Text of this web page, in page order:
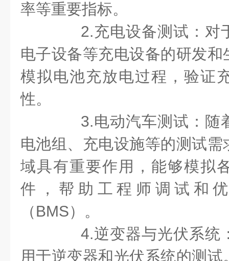
率等重要指标。
2.充电设备测试：对
电子设备等充电设备的研发
模拟电池充放电过程，验证
性。
3.电动汽车测试：随
电池组、充电设施等的测试
域具有重要作用，能够模拟
件，帮助工程师调试和
（BMS）。
4.逆变器与光伏系统
用于逆变器和光伏系统的测